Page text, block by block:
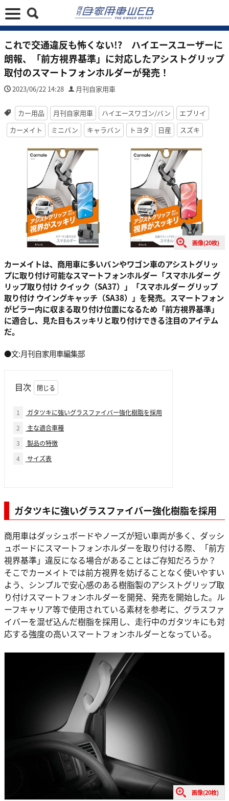
これで交通違反も怖くない!? ハイエースユーザーに
朗報、「前方視界基準」に対応したアシストグリップ
取付のスマートフォンホルダーが発売！
2023/06/22 14:28 月刊自家用車
カー用品 月刊自家用車 ハイエースワゴン/バン
エブリイ
カーメイト
ミニバン キャラバン トヨタ 日産 スズキ
画像(20枚)
カーメイトは、商用車に多いバンやワゴン車のアシストグリッ
プに取り付け可能なスマートフォンホルダー「スマホルダー グ
リップ取り付け クイック（SA37）」「スマホルダー グリップ
取り付け ウイングキャッチ（SA38）」を発売。スマートフォン
がピラー内に収まる取り付け位置になるため「前方視界基準」
に適合し、見た目もスッキリと取り付けできる注目のアイテム
だ。
●文:月刊自家用車編集部
目次
1
ガタツキに強いグラスファイバー強化樹脂を採用
2
主な適合車種
3
製品の特徴
4
サイズ表
ガタツキに強いグラスファイバー強化樹脂を採用
商用車はダッシュボードやノーズが短い車両が多く、ダッシ
ュボードにスマートフォンホルダーを取り付ける際、「前方
視界基準」違反になる場合があることはご存知だろうか？
そこでカーメイトでは前方視界を妨げることなく使いやすい
よう、シンプルで安心感のある樹脂製のアシストグリップ取
り付けスマートフォンホルダーを開発、発売を開始した。ル
ーフキャリア等で使用されている素材を参考に、グラスファ
イバーを混ぜ込んだ樹脂を採用し、走行中のガタツキにも対
応する強度の高いスマートフォンホルダーとなっている。
画像(20枚)